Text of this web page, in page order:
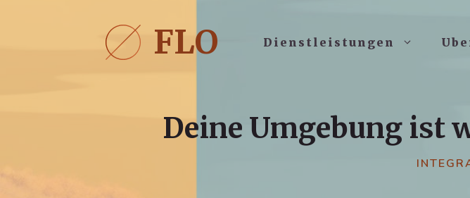
FLO Dienstleistungen
Deine Umgebung ist